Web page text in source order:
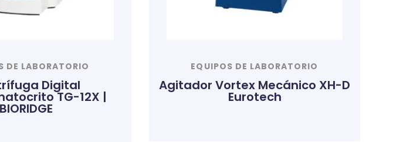
DE LABORATORIO
Digital
TG-12X |
BIORIDGE
EQUIPOS DE LABORATORIO
Agitador Vortex Mecánico XH-D
Eurotech